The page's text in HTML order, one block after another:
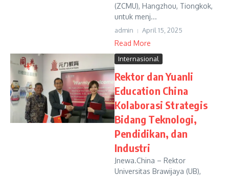
(ZCMU), Hangzhou, Tiongkok,
untuk menj...
admin April 15, 2025
Read More
Internasional
Rektor dan Yuanli
Education China
Kolaborasi Strategis
Bidang Teknologi,
Pendidikan, dan
Industri
Jnewa.China – Rektor
Universitas Brawijaya (UB),